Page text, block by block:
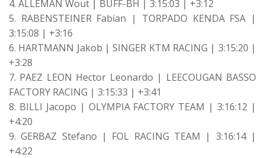
4. ALLEMAN Wout | BUFF-BH | 3:15:03 | +3:12
5. RABENSTEINER Fabian | TORPADO KENDA FSA |
3:15:08 | +3:16
6. HARTMANN Jakob | SINGER KTM RACING | 3:15:20 |
+3:28
7. PAEZ LEON Hector Leonardo | LEECOUGAN BASSO
FACTORY RACING | 3:15:33 | +3:41
8. BILLI Jacopo | OLYMPIA FACTORY TEAM | 3:16:12 |
+4:20
9. GERBAZ Stefano | FOL RACING TEAM | 3:16:14 |
+4:22